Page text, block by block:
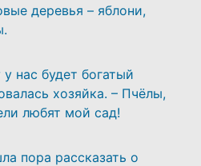
деревья – яблони,
нас будет богатый
хозяйка. – Пчёлы,
любят мой сад!
пора рассказать о